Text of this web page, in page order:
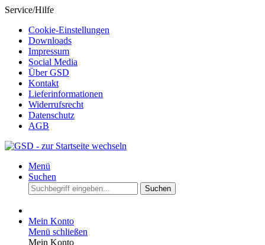
Service/Hilfe
Cookie-Einstellungen
Downloads
Impressum
Social Media
Über GSD
Kontakt
Lieferinformationen
Widerrufsrecht
Datenschutz
AGB
Menü
Suchen
Suchen
Mein Konto
Menü schließen
Mein Konto